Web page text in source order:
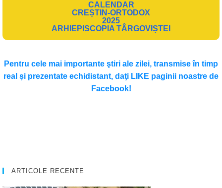
CALENDAR
CREȘTIN-ORTODOX
2025
ARHIEPISCOPIA TÂRGOVIȘTEI
Pentru cele mai importante ştiri ale zilei, transmise în timp
real şi prezentate echidistant, daţi LIKE paginii noastre de
Facebook!
ARTICOLE RECENTE